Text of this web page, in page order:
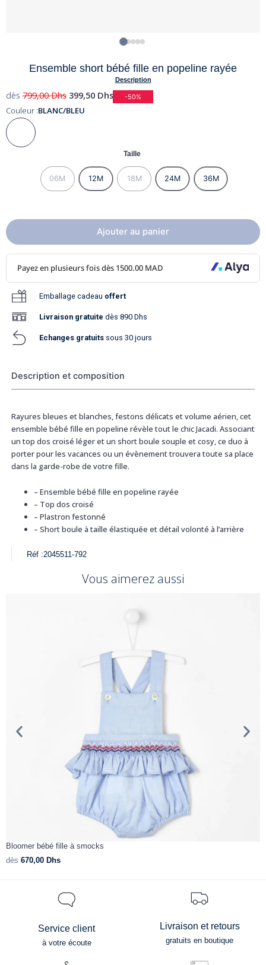
Ensemble short bébé fille en popeline rayée
Description
dès 799,00Dhs 399,50 Dhs -50%
Couleur :BLANC/BLEU
Taille
06M 12M 18M 24M 36M
Ajouter au panier
Emballage cadeau offert
Livraison gratuite dès 890 Dhs
Echanges gratuits sous 30 jours
Description et composition
Rayures bleues et blanches, festons délicats et volume aérien, cet
ensemble bébé fille en popeline révèle tout le chic Jacadi. Associant
un top dos croisé léger et un short boule souple et cosy, ce duo à
porter pour les vacances ou un évènement trouvera toute sa place
dans la garde-robe de votre fille.
– Ensemble bébé fille en popeline rayée
– Top dos croisé
– Plastron festonné
– Short boule à taille élastiquée et détail volonté à l’arrière
Réf :2045511-792
Vous aimerez aussi
Bloomer bébé fille à smocks
dès 670,00 Dhs
Service client
à votre écoute
Livraison et retours
gratuits en boutique